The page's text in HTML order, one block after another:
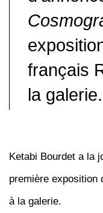
français
la galerie.
Ketabi Bourdet a la
première exposition
à la galerie.